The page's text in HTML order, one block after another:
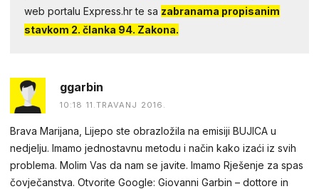
web portalu Express.hr te sa zabranama propisanim
stavkom 2. članka 94. Zakona.
ggarbin
10:18 11.TRAVANJ 2016.
Brava Marijana, Lijepo ste obrazložila na emisiji BUJICA u
nedjelju. Imamo jednostavnu metodu i način kako izaći iz svih
problema. Molim Vas da nam se javite. Imamo Rješenje za spas
čovječanstva. Otvorite Google: Giovanni Garbin – dottore in